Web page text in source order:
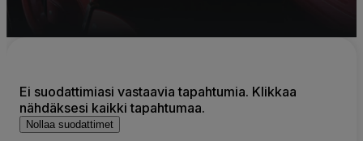
Ei suodattimiasi vastaavia tapahtumia. Klikkaa
nähdäksesi kaikki tapahtumaa.
Nollaa suodattimet